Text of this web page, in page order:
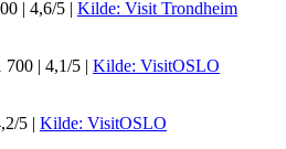
| 4,6/5 | Kilde: Visit Trondheim
700 | 4,1/5 | Kilde: VisitOSLO
5 | Kilde: VisitOSLO